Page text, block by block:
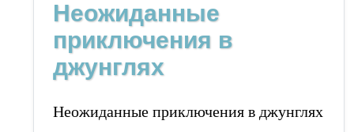
Неожиданные
приключения в
джунглях
Неожиданные приключения в джунглях